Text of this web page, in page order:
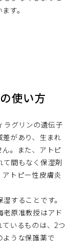
す。
使い方
ラグリンの遺伝子
があり、生まれ
。また、アトピ
て間もなく保湿剤
トピー性皮膚炎
することです。
原准教授はアド
いるものは、2つ
ような保護薬で